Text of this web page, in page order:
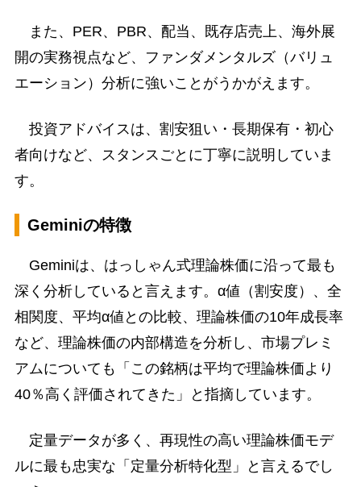
また、PER、PBR、配当、既存店売上、海外展
開の実務視点など、ファンダメンタルズ（バリュ
エーション）分析に強いことがうかがえます。
投資アドバイスは、割安狙い・長期保有・初心
者向けなど、スタンスごとに丁寧に説明していま
す。
Geminiの特徴
Geminiは、はっしゃん式理論株価に沿って最も
深く分析していると言えます。α値（割安度）、全
相関度、平均α値との比較、理論株価の10年成長率
など、理論株価の内部構造を分析し、市場プレミ
アムについても「この銘柄は平均で理論株価より
40％高く評価されてきた」と指摘しています。
定量データが多く、再現性の高い理論株価モデ
ルに最も忠実な「定量分析特化型」と言えるでし